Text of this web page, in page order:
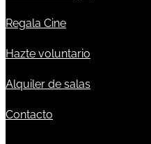
Regala Cine
Hazte voluntario
Alquiler de salas
Contacto